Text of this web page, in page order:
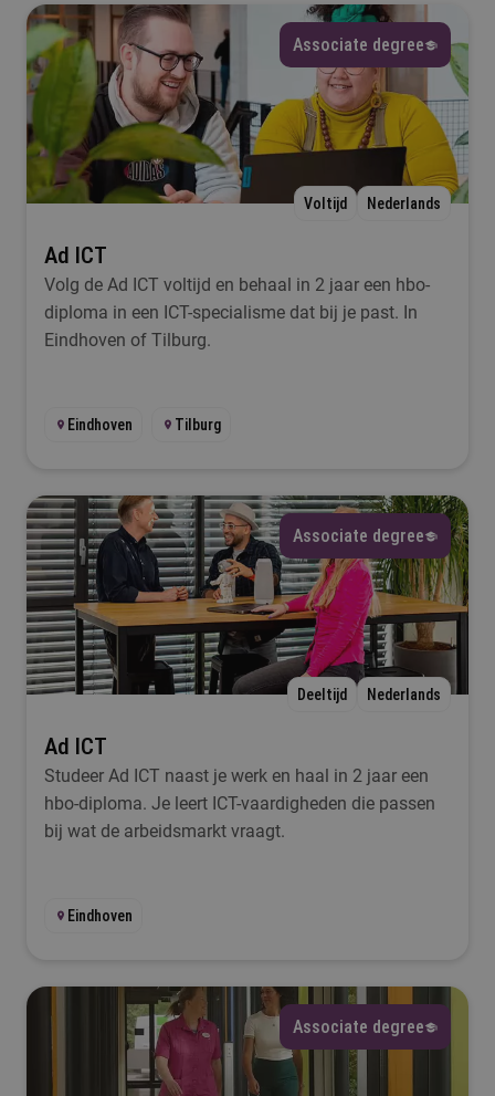
Associate degree
Voltijd Nederlands
Ad ICT
Volg de Ad ICT voltijd en behaal in 2 jaar een hbo-
diploma in een ICT-specialisme dat bij je past. In
Eindhoven of Tilburg.
Eindhoven Tilburg
Associate degree
Deeltijd Nederlands
Ad ICT
Studeer Ad ICT naast je werk en haal in 2 jaar een
hbo-diploma. Je leert ICT-vaardigheden die passen
bij wat de arbeidsmarkt vraagt.
Eindhoven
Associate degree